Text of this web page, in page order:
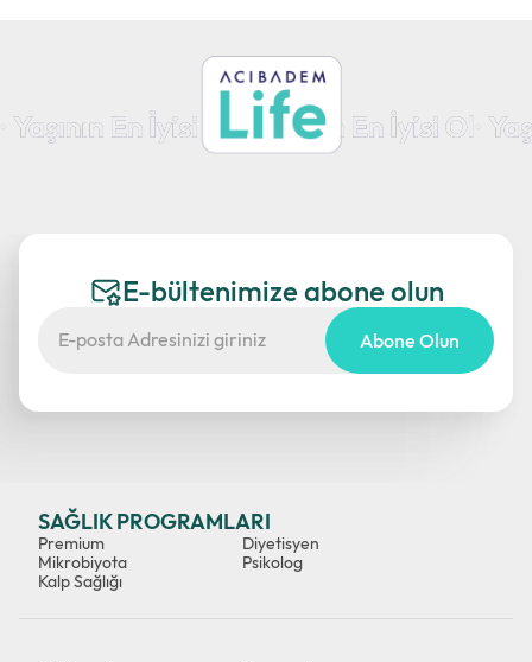
E-bültenimize abone olun
Abone Olun
SAĞLIK PROGRAMLARI
Premium
Mikrobiyota
Kalp Sağlığı
Diyetisyen
Psikolog